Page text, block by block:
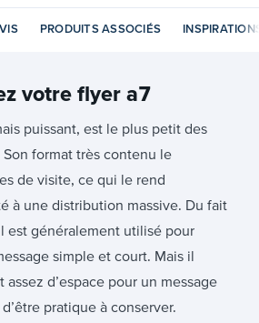
PRODUITS ASSOCIÉS
votre flyer a7
puissant, est le plus petit des
Son format très contenu le
de visite, ce qui le rend
à une distribution massive. Du fait
est généralement utilisé pour
simple et court. Mais il
d’espace pour un message
pratique à conserver.